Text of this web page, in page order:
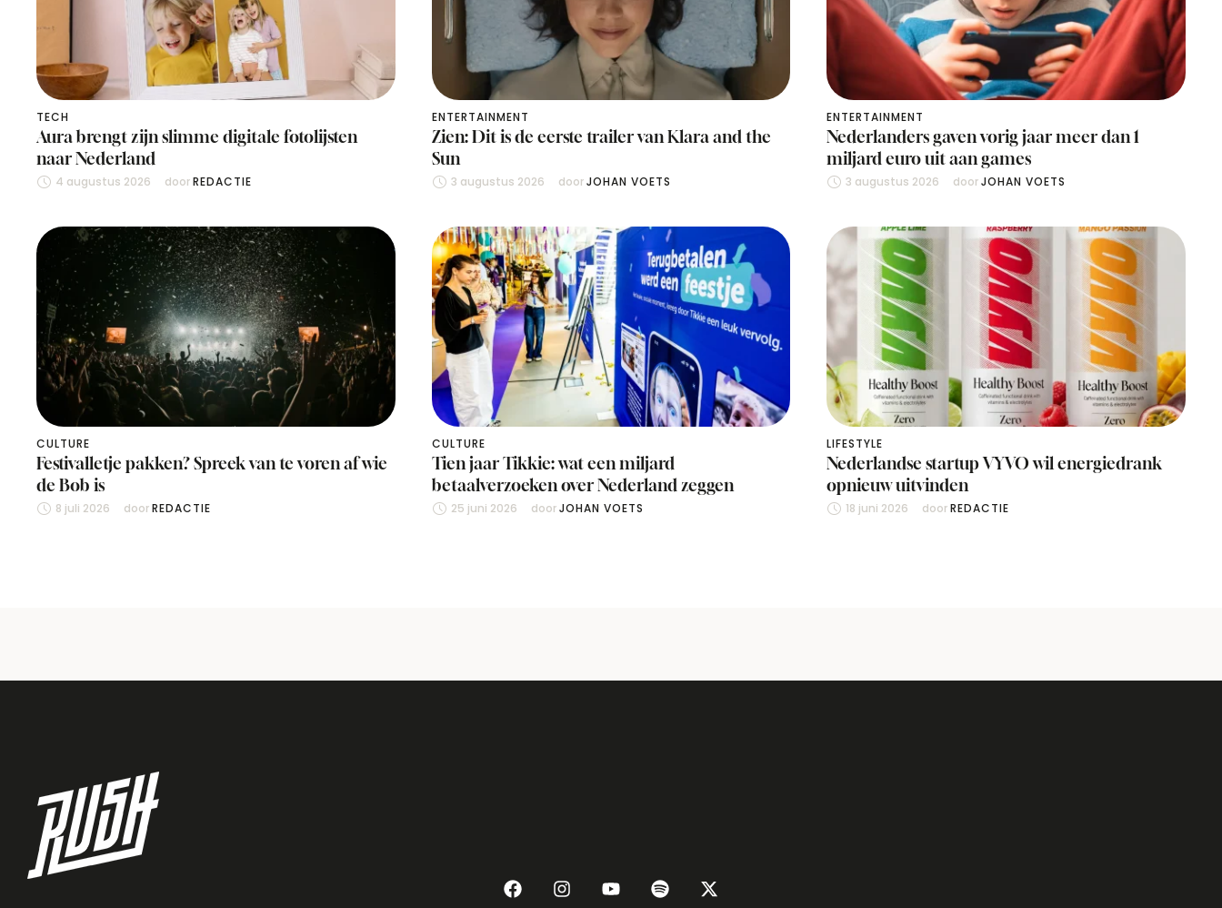
TECH
Aura brengt zijn slimme digitale fotolijsten
naar Nederland
4 augustus 2026 door REDACTIE
ENTERTAINMENT
Zien: Dit is de eerste trailer van Klara and the
Sun
3 augustus 2026 door JOHAN VOETS
ENTERTAINMENT
Nederlanders gaven vorig jaar meer dan 1
miljard euro uit aan games
3 augustus 2026 door JOHAN VOETS
CULTURE
Festivalletje pakken? Spreek van te voren af wie
de Bob is
8 juli 2026 door REDACTIE
CULTURE
Tien jaar Tikkie: wat een miljard
betaalverzoeken over Nederland zeggen
25 juni 2026 door JOHAN VOETS
LIFESTYLE
Nederlandse startup VYVO wil energiedrank
opnieuw uitvinden
18 juni 2026 door REDACTIE